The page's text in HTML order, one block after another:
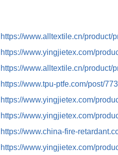
https://www.alltextile.cn/product/
https://www.yingjietex.com/
https://www.alltextile.cn/product/
https://www.tpu-ptfe.com/post/
https://www.yingjietex.com/
https://www.yingjietex.com/
https://www.china-fire-
https://www.yingjietex.com/